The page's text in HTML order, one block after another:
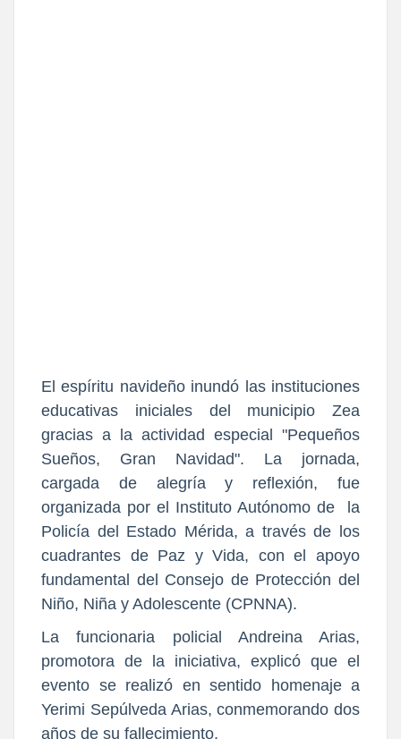
El espíritu navideño inundó las instituciones
educativas iniciales del municipio Zea
gracias a la actividad especial "Pequeños
Sueños, Gran Navidad". La jornada,
cargada de alegría y reflexión, fue
organizada por el Instituto Autónomo de la
Policía del Estado Mérida, a través de los
cuadrantes de Paz y Vida, con el apoyo
fundamental del Consejo de Protección del
Niño, Niña y Adolescente (CPNNA).
La funcionaria policial Andreina Arias,
promotora de la iniciativa, explicó que el
evento se realizó en sentido homenaje a
Yerimi Sepúlveda Arias, conmemorando dos
años de su fallecimiento.